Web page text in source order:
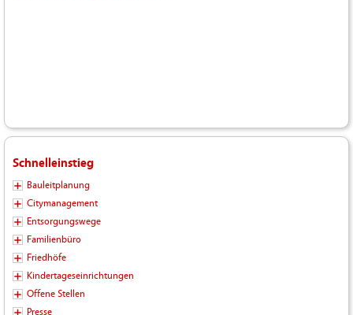
Schnelleinstieg
Bauleitplanung
Citymanagement
Entsorgungswege
Familienbüro
Friedhöfe
Kindertageseinrichtungen
Offene Stellen
Presse